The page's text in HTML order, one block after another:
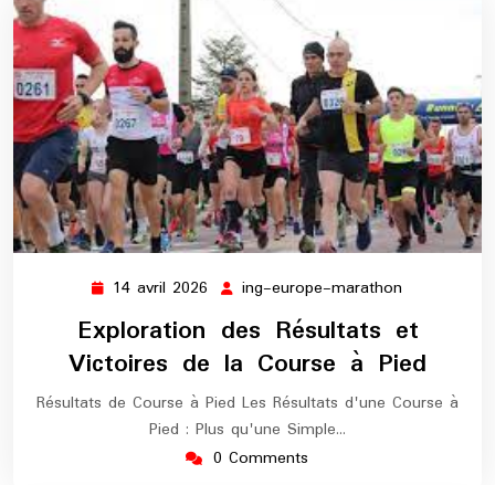
14 avril 2026 14
avril
2026
ing-europe-marathon
europe-
marathon
Exploration des Résultats et
Victoires de la Course à Pied
Résultats de Course à Pied Les Résultats d'une Course à
Pied : Plus qu'une Simple…
0 Comments